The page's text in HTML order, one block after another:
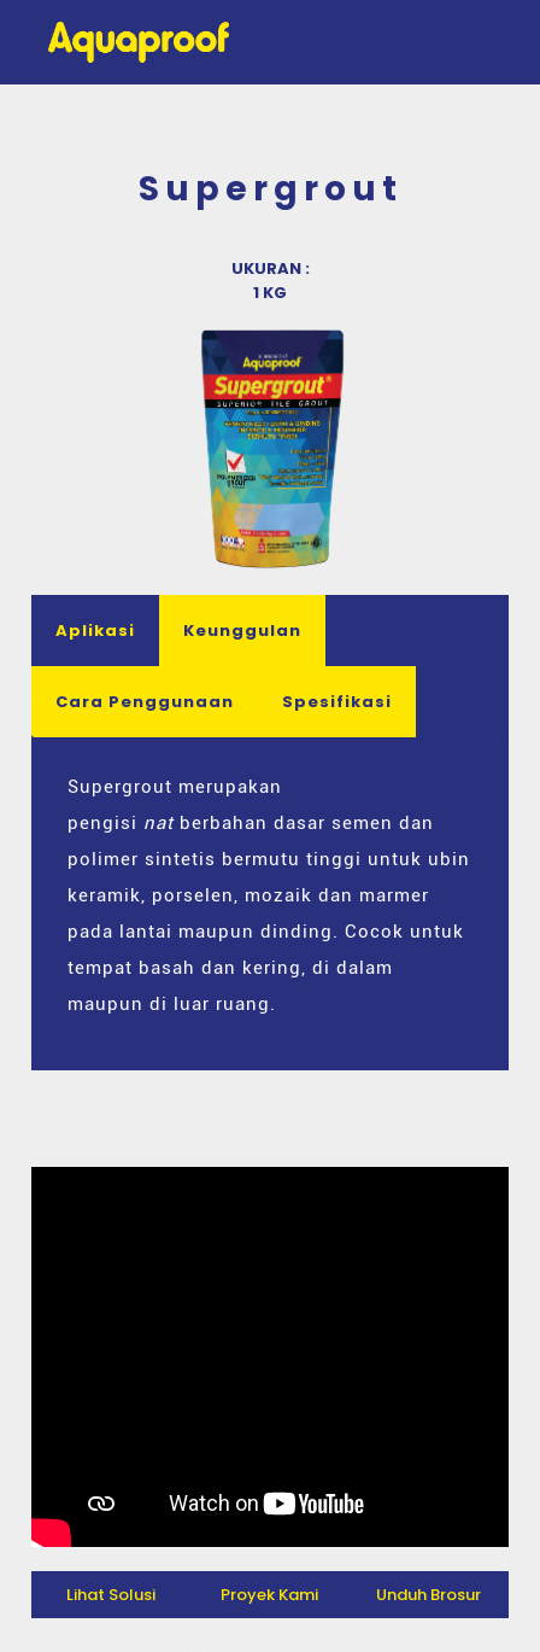
Supergrout
UKURAN :
1 KG
Aplikasi Keunggulan
Cara Penggunaan Spesifikasi
Supergrout merupakan
pengisi natberbahan dasar semen dan
polimer sintetis bermutu tinggi untuk ubin
keramik, porselen, mozaik dan marmer
pada lantai maupun dinding. Cocok untuk
tempat basah dan kering, di dalam
maupun di luar ruang.
Lihat Solusi Proyek Kami Unduh Brosur